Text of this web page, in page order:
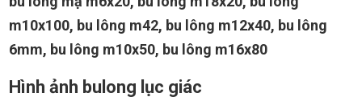
m10x100, bu lông m42, bu lông m12x40, bu lông
6mm, bu lông m10x50, bu lông m16x80
Hình ảnh bulong lục giác